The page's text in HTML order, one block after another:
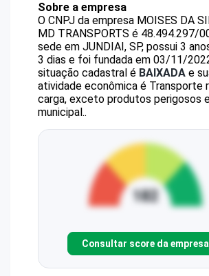
Sobre a empresa
O CNPJ da empresa MOISES DA
MD TRANSPORTS é 48.494.297/
sede em JUNDIAI, SP, possui 3
3 dias e foi fundada em 03/11/
situação cadastral é BAIXADA e
atividade econômica é Transporte
carga, exceto produtos perigosos
municipal..
Consultar score da empresa